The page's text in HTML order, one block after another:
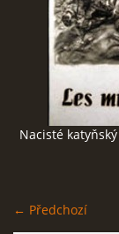
ZLOČINY
NÁVŠTĚVNÍ
Nacisté
← Předchozí